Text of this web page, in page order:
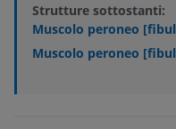
Strutture sottostanti:
Muscolo peroneo
Muscolo peroneo